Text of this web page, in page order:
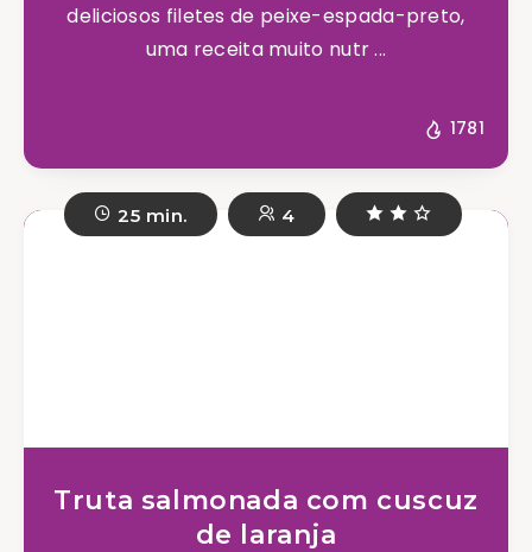
deliciosos filetes de peixe-espada-preto,
uma receita muito nutr ...
1781
25 min. 4
Truta salmonada com cuscuz
de laranja